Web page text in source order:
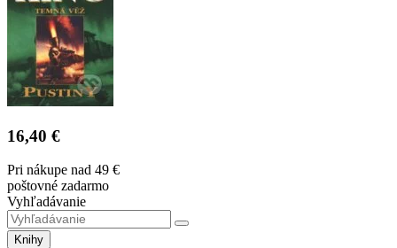
16,40 €
Pri nákupe nad 49 €
poštovné zadarmo
Vyhľadávanie
Knihy